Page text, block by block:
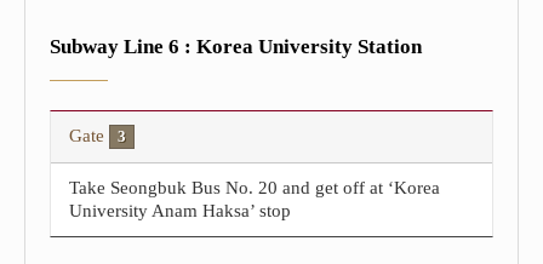
Subway Line 6 : Korea University Station
Gate 3
Take Seongbuk Bus No. 20 and get off at ‘Korea
University Anam Haksa’ stop